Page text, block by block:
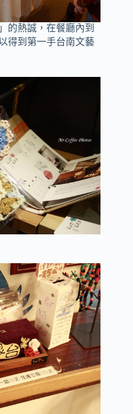
的熱誠，在餐廳內到
得到第一手台南文藝